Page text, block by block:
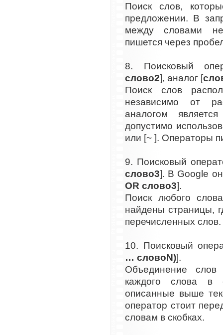
Поиск слов,
предложении. В
между словами
пишется через
8. Поисковый
слово2], аналог [
Поиск слов
независимо от
аналогом
допустимо
или [~ ]. Операторы
9. Поисковый
слово3]. В Google
OR слово3].
Поиск любого
найдены страницы,
перечисленных слов.
10. Поисковый
… словоN)].
Объединение
каждого слова в
описанные выше
оператор стоит
словам в скобках.